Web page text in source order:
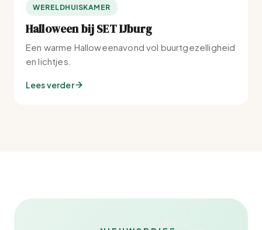
WERELDHUISKAMER
Halloween bij SET IJburg
Een warme Halloweenavond vol buurtgezelligheid
en lichtjes.
Lees verder